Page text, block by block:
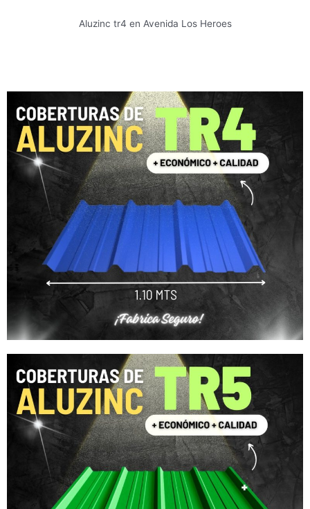
Aluzinc tr4 en Avenida Los Heroes